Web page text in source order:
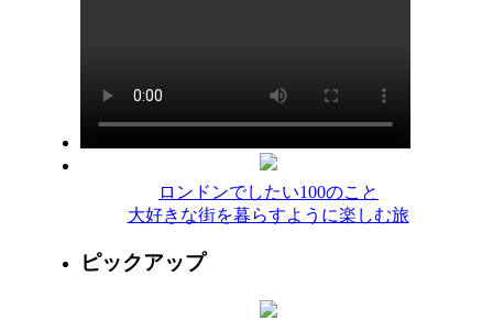
ロンドンでしたい100のこと
大好きな街を暮らすように楽しむ旅
ピックアップ